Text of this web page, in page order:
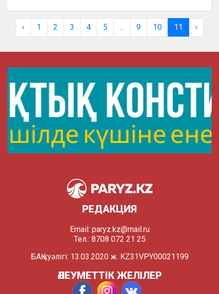
‹ 1 2 3 4 5 ... 9 10 11 ›
РЕДАКЦИЯ
Email: paryz.kz@mail.ru
Тел.: 8708 072 21 25
БАҚ куәлігі: 13.03.2020 ж. KZ31VPY00021199
ӘЛЕУМЕТТІК ЖЕЛІЛЕР